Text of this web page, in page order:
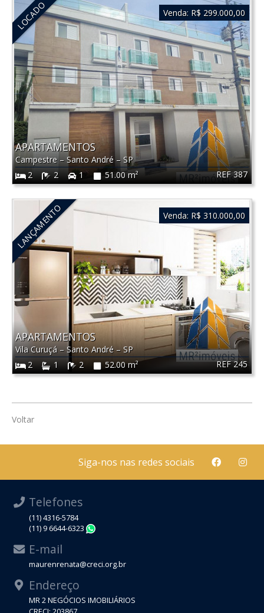
LOCADO
REF 387
APARTAMENTOS
Campestre–Santo André –SP
2
2 1 51.00 m²
Venda: R$ 299.000,00
LANÇAMENTO
REF 245
APARTAMENTOS
Vila Curuçá – Santo André–SP
2
1 2 52.00 m²
Venda: R$ 310.000,00
Voltar
Siga-nos nas redes sociais
Telefones
(11) 4316-5784
(11) 9 6644-6323
E-mail
maurenrenata@creci.org.br
Endereço
MR 2 NEGÓCIOS IMOBILIÁRIOS